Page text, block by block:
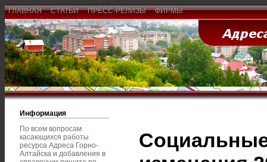
ГЛАВНАЯ СТАТЬИ ПРЕСС-РЕЛИЗЫ ФИРМЫ
Информация
По всем вопросам
касающихся работы
ресурса Адреса Горно-
Алтайска и добавления в